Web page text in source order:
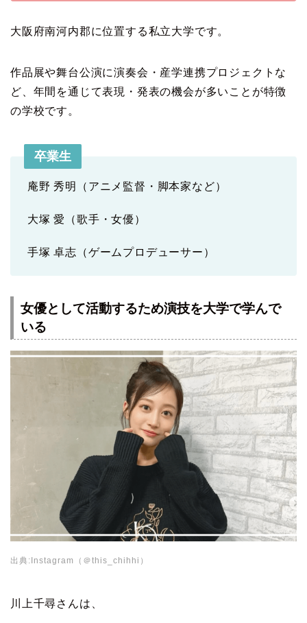
大阪府南河内郡に位置する私立大学です。
作品展や舞台公演に演奏会・産学連携プロジェクトな
ど、年間を通じて表現・発表の機会が多いことが特徴
の学校です。
卒業生
庵野 秀明（アニメ監督・脚本家など）
大塚 愛（歌手・女優）
手塚 卓志（ゲームプロデューサー）
女優として活動するため演技を大学で学んで
いる
出典:Instagram（＠this_chihhi）
川上千尋さんは、